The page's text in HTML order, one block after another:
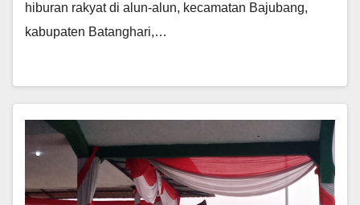
hiburan rakyat di alun-alun, kecamatan Bajubang,
kabupaten Batanghari,…